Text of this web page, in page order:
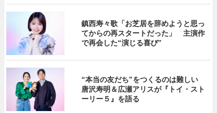
鎮西寿々歌「お芝居を辞めようと思っ
てからの再スタートだった」 主演作
で再会した“演じる喜び”
“本当の友だち”をつくるのは難しい
唐沢寿明＆広瀬アリスが『トイ・スト
ーリー５』を語る